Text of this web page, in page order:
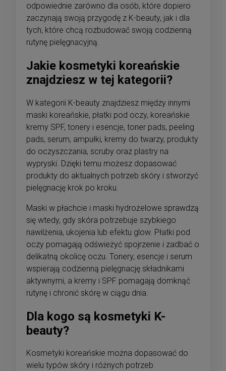
odpowiednie zarówno dla osób, które dopiero
zaczynają swoją przygodę z K-beauty, jak i dla
tych, które chcą rozbudować swoją codzienną
rutynę pielęgnacyjną.
Jakie kosmetyki koreańskie
znajdziesz w tej kategorii?
W kategorii K-beauty znajdziesz między innymi
maski koreańskie, płatki pod oczy, koreańskie
kremy SPF, tonery i esencje, toner pads, peeling
pads, serum, ampułki, kremy do twarzy, produkty
do oczyszczania, scruby oraz plastry na
wypryski. Dzięki temu możesz dopasować
produkty do aktualnych potrzeb skóry i stworzyć
pielęgnację krok po kroku.
Maski w płachcie i maski hydrożelowe sprawdzą
się wtedy, gdy skóra potrzebuje szybkiego
nawilżenia, ukojenia lub efektu glow. Płatki pod
oczy pomagają odświeżyć spojrzenie i zadbać o
delikatną okolicę oczu. Tonery, esencje i serum
wspierają codzienną pielęgnację składnikami
aktywnymi, a kremy i SPF pomagają domknąć
rutynę i chronić skórę w ciągu dnia.
Dla kogo są kosmetyki K-
beauty?
Kosmetyki koreańskie można dopasować do
wielu typów skóry i różnych potrzeb